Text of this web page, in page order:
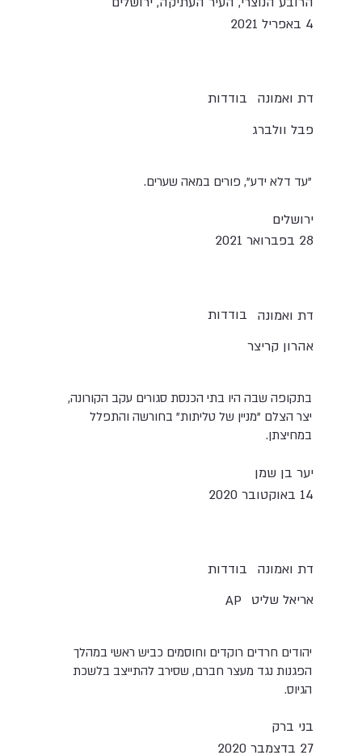
4 באפריל 2021
בודדות
דת ואמונה
פבל וולברג
"עד דלא ידע", פורים במאה שערים.
ירושלים
28 בפברואר 2021
בודדות
דת ואמונה
אהרון קריצר
בתקופה שבה היו בתי הכנסת סגורים עקב הקורונה,
יצר הצלם "מניין של טליתות" בחורשה והתפלל
במחיצתן.
יער בן שמן
14 באוקטובר 2020
בודדות
דת ואמונה
AP
אריאל שליט
יהודים חרדים רוקדים וחוסמים כביש ראשי במהלך
הפגנות נגד מעצר חברם, שסירב להתייצב בלשכת
הגיוס.
בני ברק
27 בדצמבר 2020